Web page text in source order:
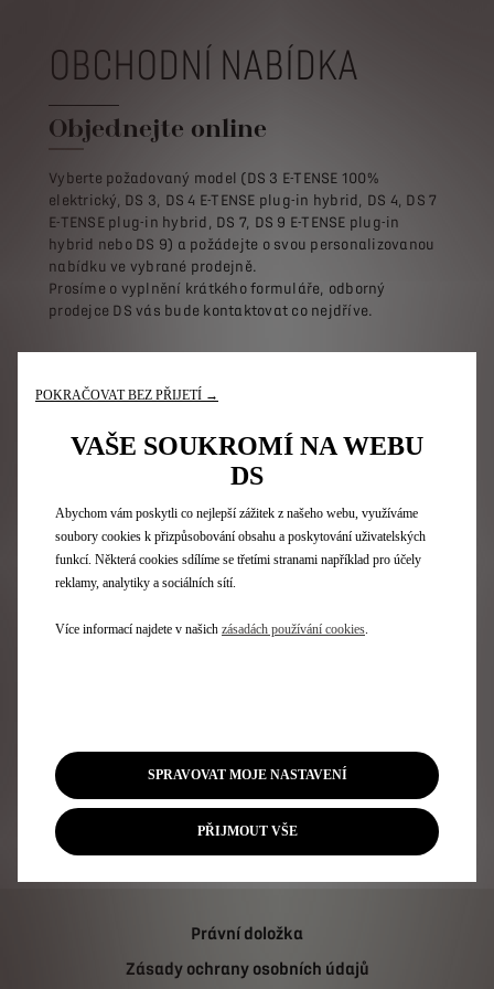
OBCHODNÍ NABÍDKA
Objednejte online
Vyberte požadovaný model (DS 3 E-TENSE 100%
elektrický, DS 3, DS 4 E-TENSE plug-in hybrid, DS 4, DS 7
E-TENSE plug-in hybrid, DS 7, DS 9 E-TENSE plug-in
hybrid nebo DS 9) a požádejte o svou personalizovanou
nabídku ve vybrané prodejně.
Prosíme o vyplnění krátkého formuláře, odborný
prodejce DS vás bude kontaktovat co nejdříve.
POŽÁDAT O OBCHODNÍ NABÍDKU
Modely
MyDS
Objednat do servisu
Kontaktujte nás
Právní doložka
Zásady ochrany osobních údajů
POKRAČOVAT BEZ PŘIJETÍ →
VAŠE SOUKROMÍ NA WEBU
DS
Abychom vám poskytli co nejlepší zážitek z našeho webu, využíváme
soubory cookies k přizpůsobování obsahu a poskytování uživatelských
funkcí. Některá cookies sdílíme se třetími stranami například pro účely
reklamy, analytiky a sociálních sítí.
Více informací najdete v našich zásadách používání cookies.
SPRAVOVAT MOJE NASTAVENÍ
PŘIJMOUT VŠE